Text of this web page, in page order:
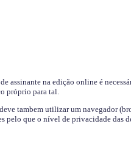
assinante na edição online é
próprio para tal.
tambem utilizar um navegador
pelo que o nível de privacidade das